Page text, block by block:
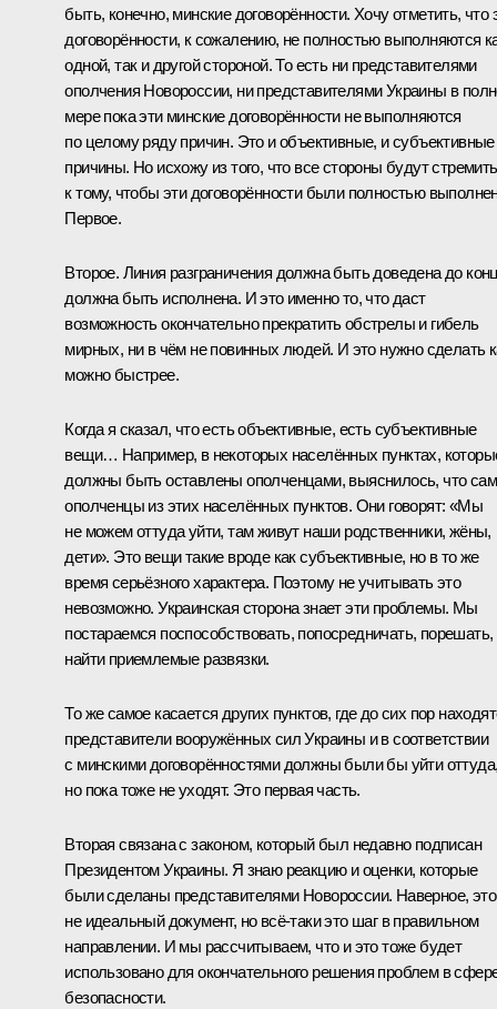
быть, конечно, минские договорённости. Хочу отметить, что
договорённости, к сожалению, не полностью выполняются
одной, так и другой стороной. То есть ни представителями
ополчения Новороссии, ни представителями Украины в
мере пока эти минские договорённости не выполняются
по целому ряду причин. Это и объективные, и субъективные
причины. Но исхожу из того, что все стороны будут
к тому, чтобы эти договорённости были полностью
Первое.
Второе. Линия разграничения должна быть доведена до
должна быть исполнена. И это именно то, что даст
возможность окончательно прекратить обстрелы и гибель
мирных, ни в чём не повинных людей. И это нужно сделать
можно быстрее.
Когда я сказал, что есть объективные, есть субъективные
вещи… Например, в некоторых населённых пунктах,
должны быть оставлены ополченцами, выяснилось, что
ополченцы из этих населённых пунктов. Они говорят: «Мы
не можем оттуда уйти, там живут наши родственники, жёны,
дети». Это вещи такие вроде как субъективные, но в то же
время серьёзного характера. Поэтому не учитывать это
невозможно. Украинская сторона знает эти проблемы. Мы
постараемся поспособствовать, попосредничать, порешать,
найти приемлемые развязки.
То же самое касается других пунктов, где до сих пор
представители вооружённых сил Украины и в соответствии
с минскими договорённостями должны были бы уйти
но пока тоже не уходят. Это первая часть.
Вторая связана с законом, который был недавно подписан
Президентом Украины. Я знаю реакцию и оценки, которые
были сделаны представителями Новороссии. Наверное, это
не идеальный документ, но всё‑таки это шаг в правильном
направлении. И мы рассчитываем, что и это тоже будет
использовано для окончательного решения проблем в
безопасности.